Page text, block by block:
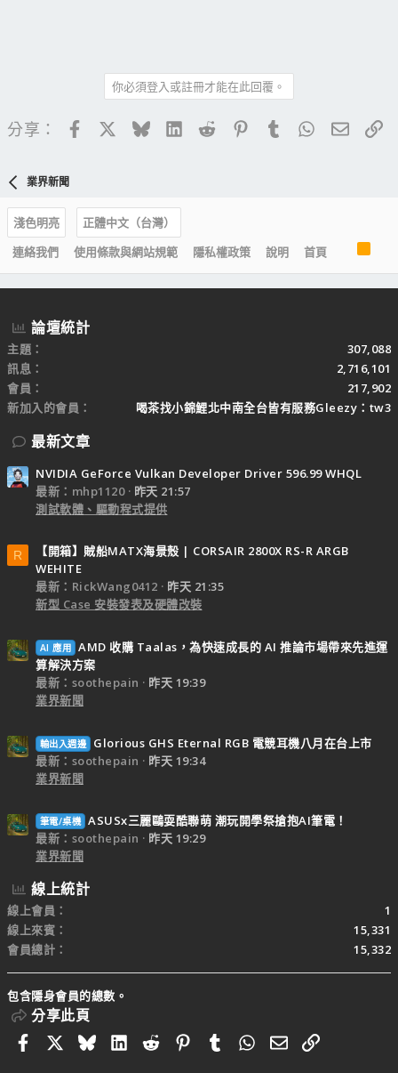
你必須登入或註冊才能在此回覆。
分享： FacebookBlueskyLinkedIn
Reddit PinterestTumblrWhatsApp
電子
業界新聞
淺色明亮
正體中文（台灣）
連絡我們
使用條款與網站規範 隱私權政策 說明 首頁
S
論壇統計
主題
307,088
訊息
2,716,101
會員
217,902
新加入的會員
喝茶找小錦鯉北中南全台皆有服務Gleezy：tw3
最新文章
NVIDIA GeForce Vulkan Developer Driver 596.99 WHQL
最新：mhp1120
昨天 21:57
測試軟體、驅動程式提供
R
【開箱】賊船MATX海景殼 | CORSAIR 2800X RS-R ARGB
WEHITE
最新：RickWang0412
昨天 21:35
新型 Case 安裝發表及硬體改裝
AI 應用 AMD 收購 Taalas，為快速成長的 AI 推論市場帶來先進運
算解決方案
最新：soothepain
昨天 19:39
業界新聞
輸出入週邊
Glorious GHS Eternal RGB 電競耳機八月在台上市
最新：soothepain
昨天 19:34
業界新聞
筆電/桌機 ASUSx三麗鷗耍酷聯萌 潮玩開學祭搶抱AI筆電！
最新：soothepain
昨天 19:29
業界新聞
線上統計
線上會員
1
線上來賓
15,331
會員總計
15,332
包含隱身會員的總數。
分享此頁
FacebookBlueskyLinkedIn
RedditPinterestTumblrWhatsApp
電子郵件
連結